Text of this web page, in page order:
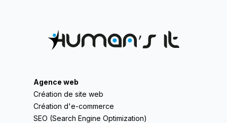
Agence web
Création de site web
Création d'e-commerce
SEO (Search Engine Optimization)